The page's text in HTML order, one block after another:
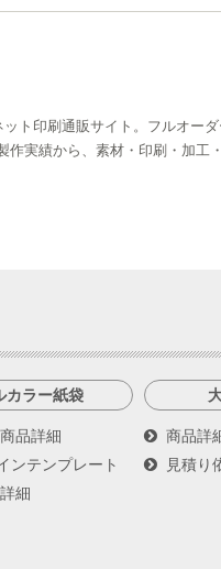
ト印刷通販サイト。フルオー
実績から、素材・印刷・加工
カラー紙袋
品詳細
ンテンプレート
細
商品詳
見積り